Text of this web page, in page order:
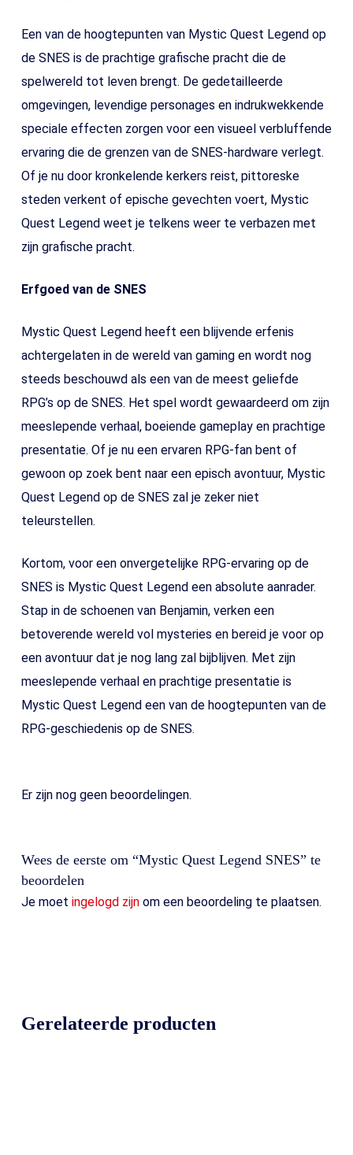
Een van de hoogtepunten van Mystic Quest Legend op
de SNES is de prachtige grafische pracht die de
spelwereld tot leven brengt. De gedetailleerde
omgevingen, levendige personages en indrukwekkende
speciale effecten zorgen voor een visueel verbluffende
ervaring die de grenzen van de SNES-hardware verlegt.
Of je nu door kronkelende kerkers reist, pittoreske
steden verkent of epische gevechten voert, Mystic
Quest Legend weet je telkens weer te verbazen met
zijn grafische pracht.
Erfgoed van de SNES
Mystic Quest Legend heeft een blijvende erfenis
achtergelaten in de wereld van gaming en wordt nog
steeds beschouwd als een van de meest geliefde
RPG’s op de SNES. Het spel wordt gewaardeerd om zijn
meeslepende verhaal, boeiende gameplay en prachtige
presentatie. Of je nu een ervaren RPG-fan bent of
gewoon op zoek bent naar een episch avontuur, Mystic
Quest Legend op de SNES zal je zeker niet
teleurstellen.
Kortom, voor een onvergetelijke RPG-ervaring op de
SNES is Mystic Quest Legend een absolute aanrader.
Stap in de schoenen van Benjamin, verken een
betoverende wereld vol mysteries en bereid je voor op
een avontuur dat je nog lang zal bijblijven. Met zijn
meeslepende verhaal en prachtige presentatie is
Mystic Quest Legend een van de hoogtepunten van de
RPG-geschiedenis op de SNES.
Er zijn nog geen beoordelingen.
Wees de eerste om “Mystic Quest Legend SNES” te
beoordelen
Je moet ingelogd zijnom een beoordeling te plaatsen.
Gerelateerde producten